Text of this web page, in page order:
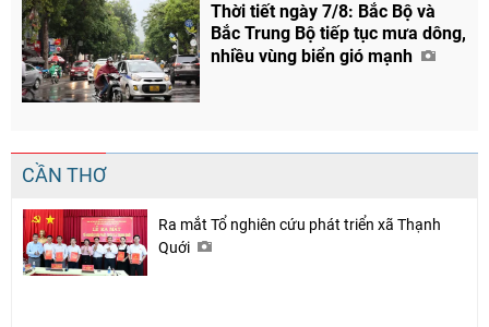
Thời tiết ngày 7/8: Bắc Bộ và
Bắc Trung Bộ tiếp tục mưa dông,
nhiều vùng biển gió mạnh
CẦN THƠ
Ra mắt Tổ nghiên cứu phát triển xã Thạnh
Quới